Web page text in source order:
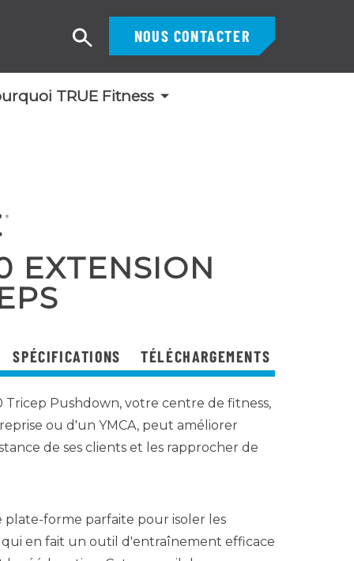
TRUE Fitness
NOUS CONTACTER
Recherche
EXTENSION
SPÉCIFICATIONS TÉLÉCHARGEMENTS
Tricep Pushdown, votre centre de fitness,
ou d'un YMCA, peut améliorer
de ses clients et les rapprocher de
plate-forme parfaite pour isoler les
qui en fait un outil d'entraînement efficace